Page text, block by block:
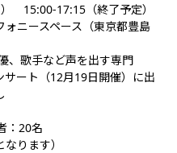
15:00-17:15（終了予定）
ニースペース（東京都豊島
、歌手など声を出す専門
ート（12月19日開催）に出
：20名
ります）